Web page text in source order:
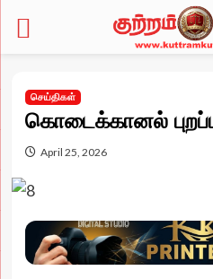
to
content
செய்திகள்
கொடைக்கானல்
April 25, 2026